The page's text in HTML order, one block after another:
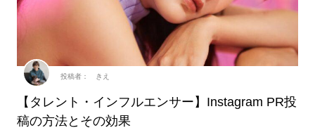
【タレント・インフルエンサー】Instagram PR投
稿の方法とその効果
投稿者： きえ